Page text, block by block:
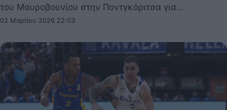
του Μαυροβουνίου στην Ποντγκόριτσα για…
02 Μαρτίου 2026 22:03